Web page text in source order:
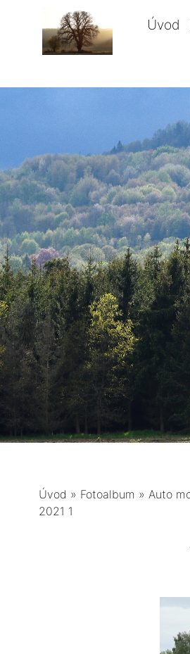
Úvod
Úvod » Fotoalbum » Auto
2021 1